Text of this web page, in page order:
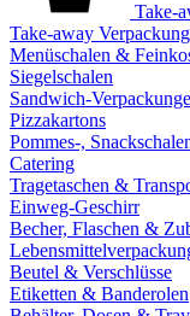
Take-
Take-away
Menüschalen &
Siegelschalen
Sandwich-
Pizzakartons
Pommes-,
Catering
Tragetaschen &
Einweg-Geschirr
Becher, Flaschen &
Beutel & Verschlüsse
Etiketten & Banderolen